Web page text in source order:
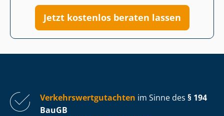
Jetzt kostenlos beraten lassen
Ver­kehrs­wert­gut­ach­ten im Sinne des § 194
BauGB